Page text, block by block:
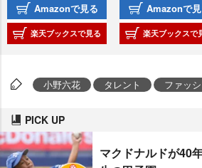
Amazonで見る
楽天ブックスで見る
Amazonで
楽天ブックスで
小野六花 タレント ファッ
PICK UP
マクドナルドが40